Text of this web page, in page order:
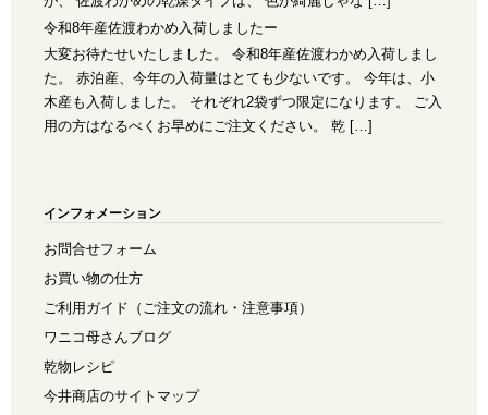
令和8年産佐渡わかめ入荷しましたー
大変お待たせいたしました。 令和8年産佐渡わかめ入荷しまし
た。 赤泊産、今年の入荷量はとても少ないです。 今年は、小
木産も入荷しました。 それぞれ2袋ずつ限定になります。 ご入
用の方はなるべくお早めにご注文ください。 乾 […]
インフォメーション
お問合せフォーム
お買い物の仕方
ご利用ガイド（ご注文の流れ・注意事項）
ワニコ母さんブログ
乾物レシピ
今井商店のサイトマップ